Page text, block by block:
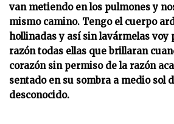
van metiendo en los pulmones y
mismo camino. Tengo el cuerpo
hollinadas y así sin lavármelas voy
razón todas ellas que brillaran
corazón sin permiso de la razón
sentado en su sombra a medio sol
desconocido.